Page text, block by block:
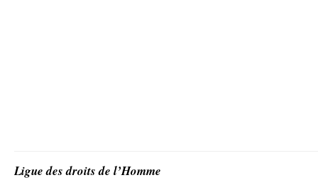
Ligue des droits de l’Homme